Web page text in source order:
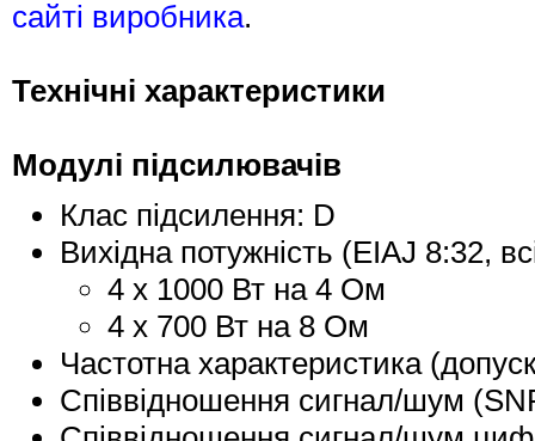
сайті виробника.
Технічні характеристики
Модулі підсилювачів
Клас підсилення: D
Вихідна потужність (EIAJ 8:32,
4 x 1000 Вт на 4 Ом
4 x 700 Вт на 8 Ом
Частотна характеристика
Співвідношення сигнал/шум